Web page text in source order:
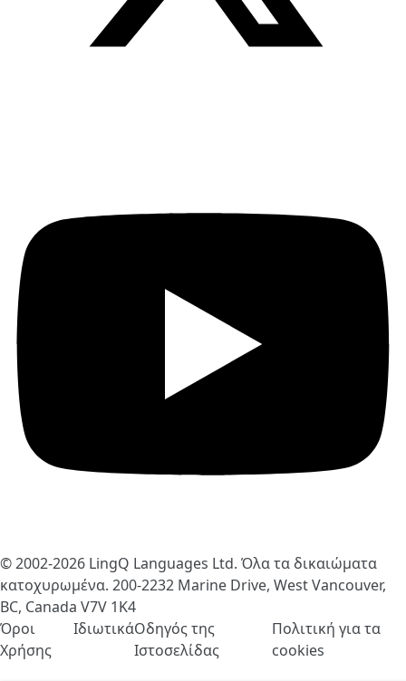
© 2002-2026 LingQ Languages Ltd. Όλα τα δικαιώματα
κατοχυρωμένα. 200-2232 Marine Drive, West Vancouver,
BC, Canada V7V 1K4
Όροι
Χρήσης
ΙδιωτικάΟδηγός της
Ιστοσελίδας
Πολιτική για τα
cookies